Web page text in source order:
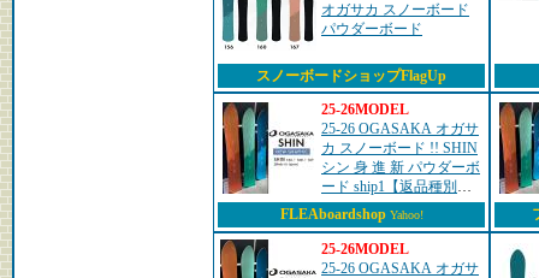
オガサカ スノーボード
パウダーボード
スノーボードショップFlagUp
25-26MODEL
25-26 OGASAKA オガサ
カ スノーボード !! SHIN
シン 身 進 新 パウダーボ
ード ship1【返品種別
OUTLET】
FLEAboardshop Yahoo!
25-26MODEL
25-26 OGASAKA オガサ